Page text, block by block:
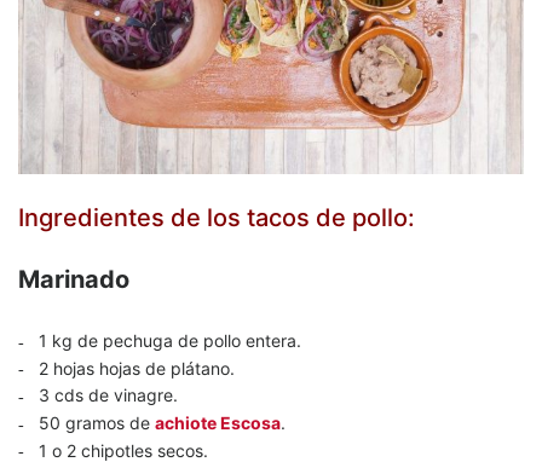
Ingredientes de los tacos de pollo:
Marinado
1 kg de pechuga de pollo entera.
2 hojas hojas de plátano.
3 cds de vinagre.
50 gramos de achiote Escosa.
1 o 2 chipotles secos.